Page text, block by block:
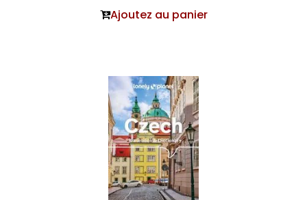
Ajoutez au panier